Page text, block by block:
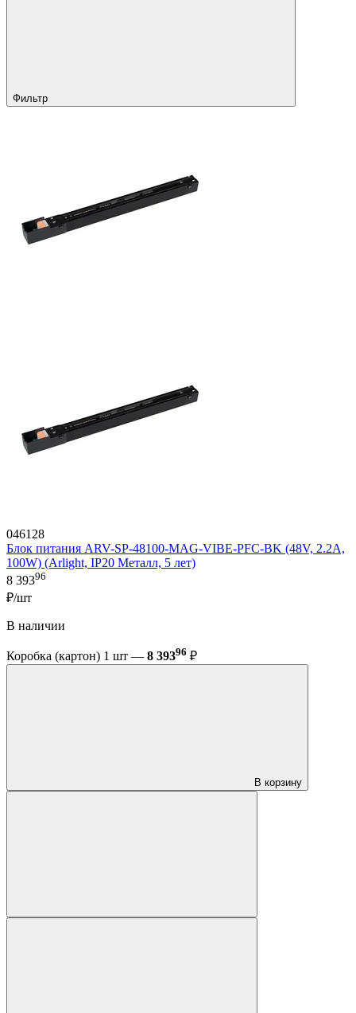
Фильтр
046128
Блок питания ARV-SP-48100-MAG-VIBE-PFC-BK (48V, 2.2A,
100W) (Arlight, IP20 Металл, 5 лет)
8 39396
₽/шт
В наличии
Коробка (картон) 1 шт — 8 39396 ₽
В корзину